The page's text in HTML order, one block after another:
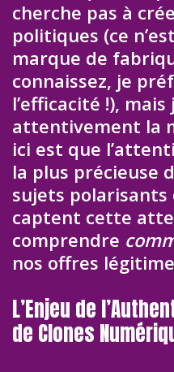
cherche pas à
politiques (ce
marque de
connaissez, je
l’efficacité !), mais
attentivement la
ici est que
la plus précieuse
sujets polarisants
captent cette
comprendre
nos offres
L’Enjeu de
de Clones